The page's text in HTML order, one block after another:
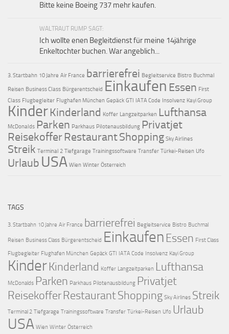
Bitte keine Boeing 737 mehr kaufen.
WALTRAUT RUMP SAGT:
Ich wollte enen Begleitdienst für meine 14jährige
Enkeltochter buchen. War angeblich...
3. Startbahn 10 Jahre Air France barrierefrei Begleitservice Bistro Buchmal
Reisen Business Class Bürgerentscheid Einkaufen Essen First
Class Flugbegleiter Flughafen München Gepäck GTI IATA Code Insolvenz Kayi Group
KinderKinderland Koffer Langzeitparken Lufthansa
McDonalds Parken Parkhaus Pilotenausbildung Privatjet
ReisekofferRestaurantShopping Sky Airlines
Streik Terminal 2 Tiefgarage Trainingssoftware Transfer Türkei-Reisen Ufo
Urlaub USA Wien Winter Österreich
TAGS
3. Startbahn 10 Jahre Air France barrierefrei Begleitservice Bistro Buchmal
Reisen Business Class Bürgerentscheid Einkaufen Essen First Class
Flugbegleiter Flughafen München Gepäck GTI IATA Code Insolvenz Kayi Group
KinderKinderland Koffer Langzeitparken Lufthansa
McDonalds Parken Parkhaus Pilotenausbildung Privatjet
ReisekofferRestaurantShopping Sky Airlines Streik
Terminal 2 Tiefgarage Trainingssoftware Transfer Türkei-Reisen Ufo Urlaub
USA Wien Winter Österreich